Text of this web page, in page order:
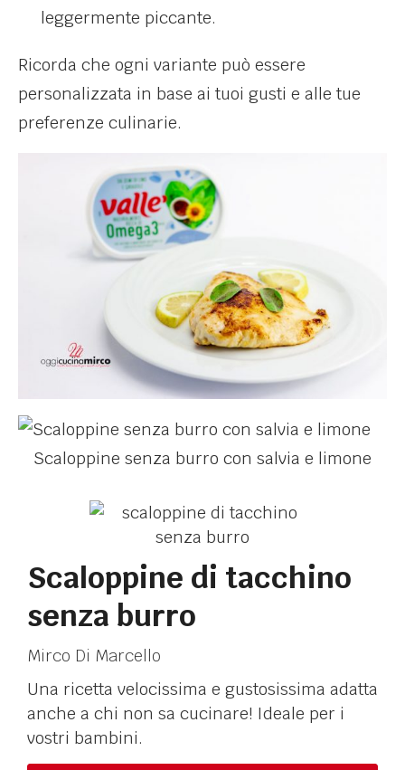
leggermente piccante.
Ricorda che ogni variante può essere
personalizzata in base ai tuoi gusti e alle tue
preferenze culinarie.
Scaloppine senza burro con salvia e limone
Scaloppine di tacchino
senza burro
Mirco Di Marcello
Una ricetta velocissima e gustosissima adatta
anche a chi non sa cucinare! Ideale per i
vostri bambini.